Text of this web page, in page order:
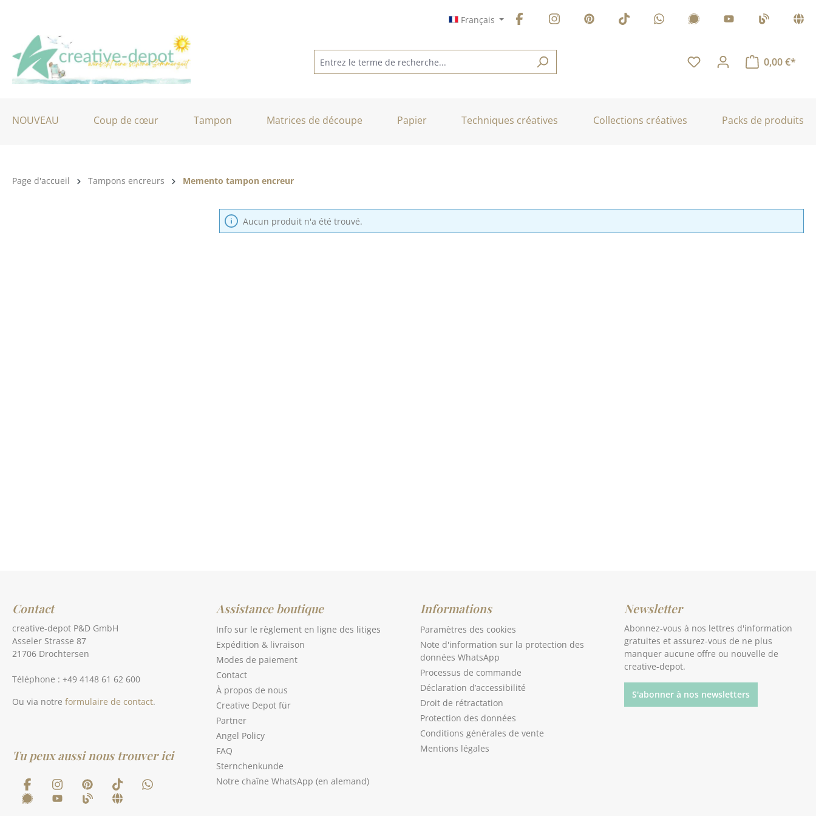
Français
0,00 €*
NOUVEAU Coup de cœur Tampon Matrices de découpe Papier Techniques créatives Collections créatives Packs de produits
Catégorie de produits:
Page d'accueil Tampons encreurs Memento tampon encreur
Aucun produit n'a été trouvé.
Contact
creative-depot P&D GmbH
Asseler Strasse 87
21706 Drochtersen
Téléphone : +49 4148 61 62 600
Ou via notre formulaire de contact.
Tu peux aussi nous trouver ici
Assistance boutique
Info sur le règlement en ligne des litiges
Expédition & livraison
Modes de paiement
Contact
À propos de nous
Creative Depot für
Partner
Angel Policy
FAQ
Sternchenkunde
Notre chaîne WhatsApp (en alemand)
Informations
Paramètres des cookies
Note d'information sur la protection des
données WhatsApp
Processus de commande
Déclaration d’accessibilité
Droit de rétractation
Protection des données
Conditions générales de vente
Mentions légales
Newsletter
Abonnez-vous à nos lettres d'information
gratuites et assurez-vous de ne plus
manquer aucune offre ou nouvelle de
creative-depot.
S'abonner à nos newsletters